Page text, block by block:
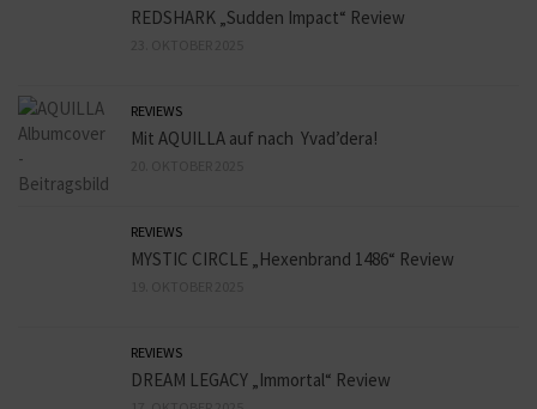
REDSHARK „Sudden Impact“ Review
REVIEWS
Mit AQUILLA auf nach Yvad’dera!
REVIEWS
MYSTIC CIRCLE „Hexenbrand 1486“ Review
REVIEWS
DREAM LEGACY „Immortal“ Review